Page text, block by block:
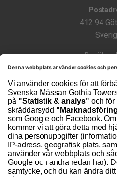
412 94
Svenska
Mässans
+46 (0)31
Hem